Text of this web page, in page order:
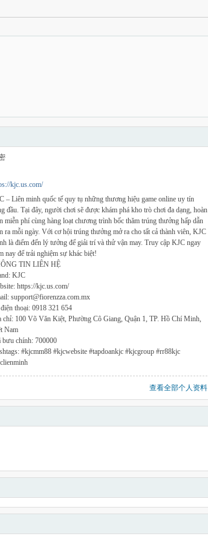
kjc.us.com/
– Liên minh quốc tế quy tụ những thương hiệu game online uy tín
đầu. Tại đây, người chơi sẽ được khám phá kho trò chơi đa dạng, hoàn
miễn phí cùng hàng loạt chương trình bốc thăm trúng thưởng hấp dẫn
ra mỗi ngày. Với cơ hội trúng thưởng mở ra cho tất cả thành viên, KJC
là điểm đến lý tưởng để giải trí và thử vận may. Truy cập KJC ngay
nay để trải nghiệm sự khác biệt!
TIN LIÊN HỆ
KJC
https://kjc.us.com/
support@fiorenzza.com.mx
thoại: 0918 321 654
chỉ: 100 Võ Văn Kiệt, Phường Cô Giang, Quận 1, TP. Hồ Chí Minh,
Nam
bưu chính: 700000
#kjcmm88 #kjcwebsite #tapdoankjc #kjcgroup #rr88kjc
查看全部个人资料